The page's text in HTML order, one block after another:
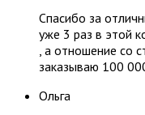
Спасибо за
уже 3 раз в этой
, а отношение со
заказываю 100
Ольга